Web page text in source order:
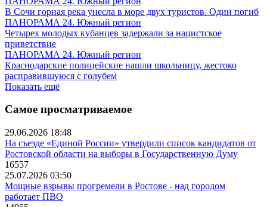
В Сочи горная река унесла в море двух туристов. Один погиб
ПАНОРАМА 24. Южный регион
Четырех молодых кубанцев задержали за нацистское
приветствие
ПАНОРАМА 24. Южный регион
Краснодарские полицейские нашли школьницу, жестоко
расправившуюся с голубем
Показать ещё
Самое просматриваемое
29.06.2026 18:48
На съезде «Единой России» утвердили список кандидатов от
Ростовской области на выборы в Государственную Думу
16557
25.07.2026 03:50
Мощные взрывы прогремели в Ростове - над городом
работает ПВО